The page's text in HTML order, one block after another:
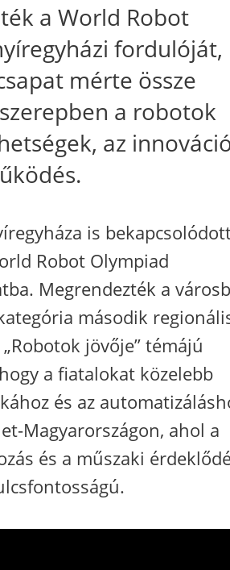
a World Robot
fordulóját,
mérte össze
a robotok
az
is
Robot Olympiad
Megrendezték a
második
jövője” témájú
a fiatalokat közelebb
és az
Magyarországon, ahol a
és a műszaki